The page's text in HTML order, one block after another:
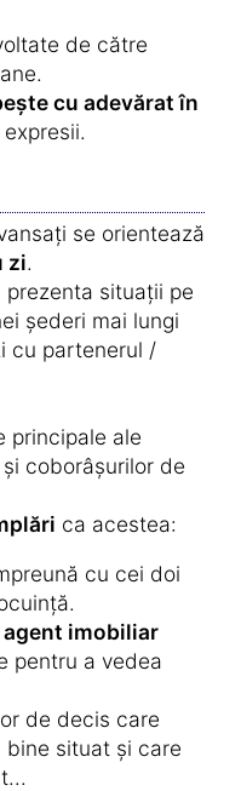
de către
cu adevărat în
se orientează
zi.
situații pe
șederi mai lungi
cu partenerul /
principale ale
coborâșurilor de
ca acestea:
cu cei doi
agent imobiliar
pentru a vedea
de decis care
situat și care